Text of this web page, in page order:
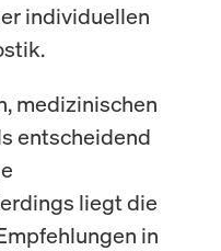
individuellen
medizinischen
entscheidend
liegt die
in